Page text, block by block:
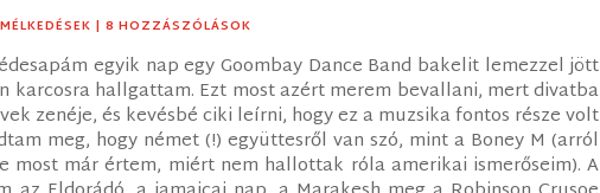
| 8 HOZZÁSZÓLÁSOK
egyik nap egy Goombay Dance Band bakelit lemezzel jött
karcosra hallgattam. Ezt most azért merem bevallani, mert divatba
zenéje, és kevésbé ciki leírni, hogy ez a muzsika fontos része volt
meg, hogy német (!) együttesről van szó, mint a Boney M (arról
most már értem, miért nem hallottak róla amerikai ismerőseim). A